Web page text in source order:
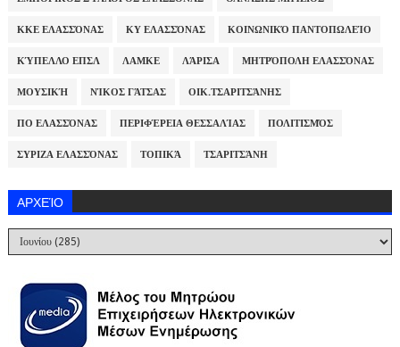
ΚΚΕ ΕΛΑΣΣΌΝΑΣ ΚΥ ΕΛΑΣΣΌΝΑΣ ΚΟΙΝΩΝΙΚΌ ΠΑΝΤΟΠΩΛΕΊΟ
ΚΎΠΕΛΛΟ ΕΠΣΛ ΛΑΜΚΕ ΛΆΡΙΣΑ ΜΗΤΡΌΠΟΛΗ ΕΛΑΣΣΌΝΑΣ
ΜΟΥΣΙΚΉ ΝΊΚΟΣ ΓΆΤΣΑΣ ΟΙΚ.ΤΣΑΡΙΤΣΆΝΗΣ
ΠΟ ΕΛΑΣΣΌΝΑΣ ΠΕΡΙΦΈΡΕΙΑ ΘΕΣΣΑΛΊΑΣ ΠΟΛΙΤΙΣΜΌΣ
ΣΥΡΙΖΑ ΕΛΑΣΣΌΝΑΣ ΤΟΠΙΚΆ ΤΣΑΡΙΤΣΆΝΗ
ΑΡΧΕΊΟ